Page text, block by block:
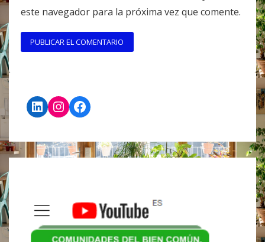
este navegador para la próxima vez que comente.
LinkedIn
Instagram
Facebook